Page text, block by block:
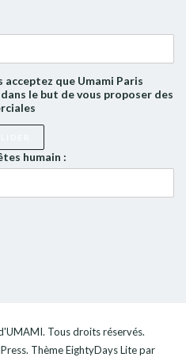
acceptez que Umami Paris
le but de vous proposer des
humain :
. Tous droits réservés.
. ThèmeEightyDays Litepar